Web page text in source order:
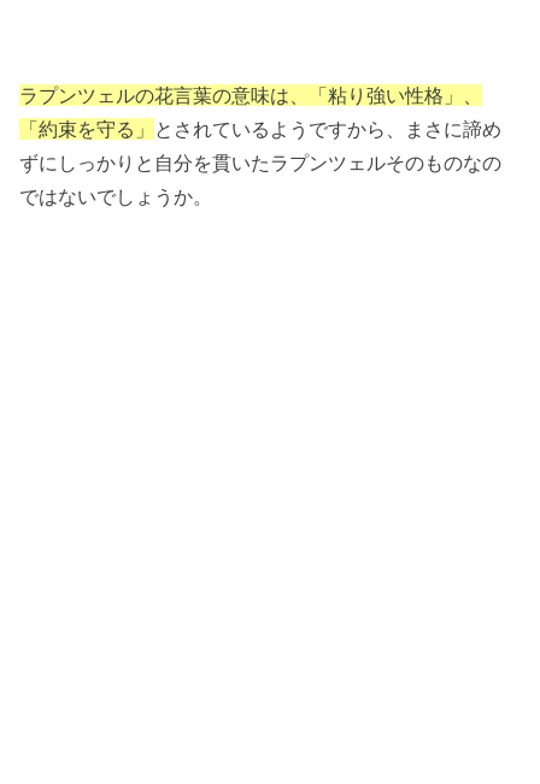
ラプンツェルの花言葉の意味は、「粘り強い性格」、
「約束を守る」 とされているようですから、まさに諦め
ずにしっかりと自分を貫いたラプンツェルそのものなの
ではないでしょうか。